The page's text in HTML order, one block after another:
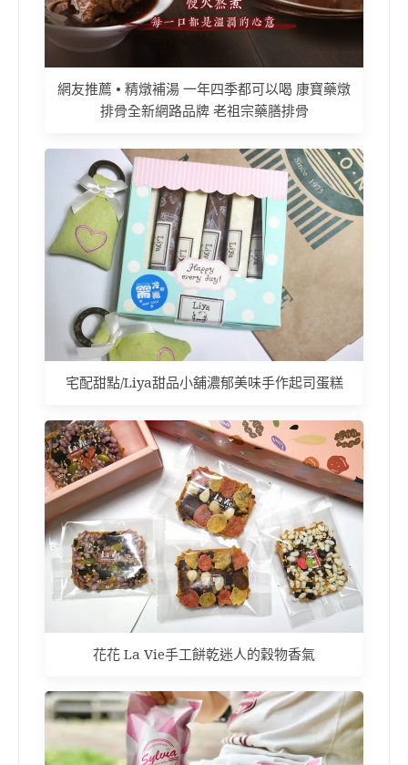
網友推薦 • 精燉補湯 一年四季都可以喝 康寶藥燉
排骨全新網路品牌 老祖宗藥膳排骨
宅配甜點/Liya甜品小舖濃郁美味手作起司蛋糕
花花 La Vie手工餅乾迷人的穀物香氣